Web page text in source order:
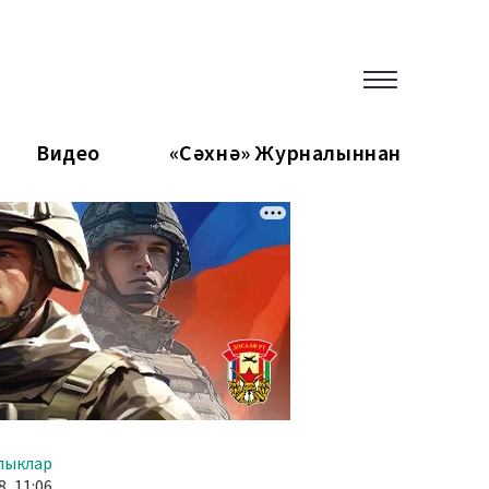
Видео «Сәхнә» Журналыннан